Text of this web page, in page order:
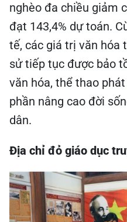
nghèo đa chiều giảm
đạt 143,4% dự toán.
tế, các giá trị văn hóa
sử tiếp tục được bảo
văn hóa, thể thao
phần nâng cao đời
dân.
Địa chỉ đỏ giáo dục